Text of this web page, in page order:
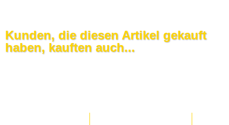
Kunden, die diesen Artikel gekauft
haben, kauften auch...